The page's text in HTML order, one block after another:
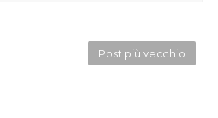
Post più vecchio